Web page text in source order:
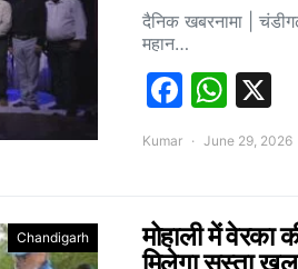
दैनिक खबरनामा |
महान…
Kumar June 29, 2026
Chandigarh
मोहाली में वेरका